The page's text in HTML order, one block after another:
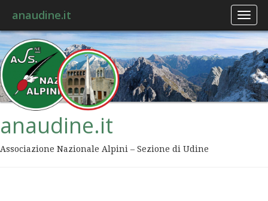
anaudine.it
anaudine.it
Associazione Nazionale Alpini – Sezione di Udine